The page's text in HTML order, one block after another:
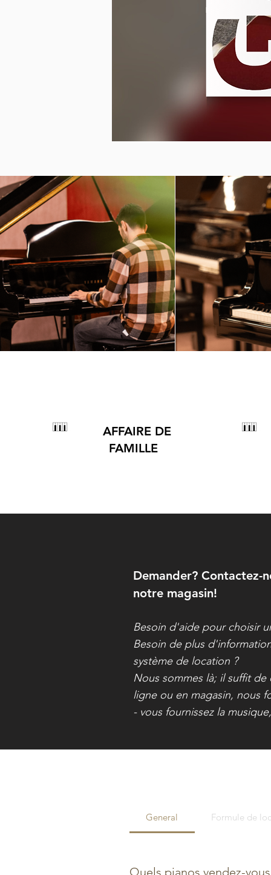
Demander? Contactez-
notre magasin!
Besoin d'aide pour choisir
Besoin de plus
système de location ?
Nous sommes là; il suffit de
ligne ou en magasin, nous
- vous fournissez la
AFFAIRE DE
FAMILLE
General Formule de
Quels pianos vendez-